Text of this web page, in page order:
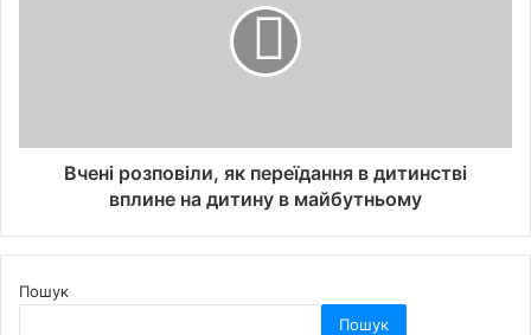
Вчені розповіли, як переїдання в дитинстві
вплине на дитину в майбутньому
Пошук
Пошук